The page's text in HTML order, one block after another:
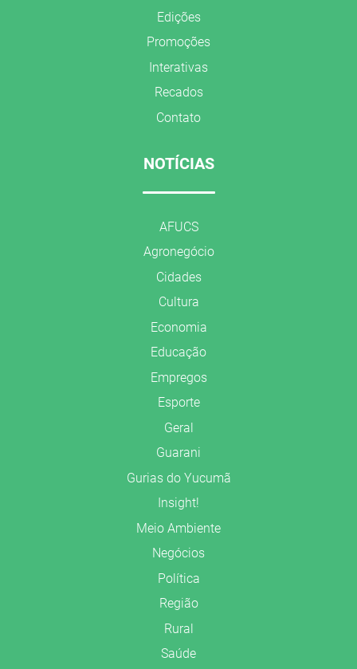
Edições
Promoções
Interativas
Recados
Contato
NOTÍCIAS
AFUCS
Agronegócio
Cidades
Cultura
Economia
Educação
Empregos
Esporte
Geral
Guarani
Gurias do Yucumã
Insight!
Meio Ambiente
Negócios
Política
Região
Rural
Saúde